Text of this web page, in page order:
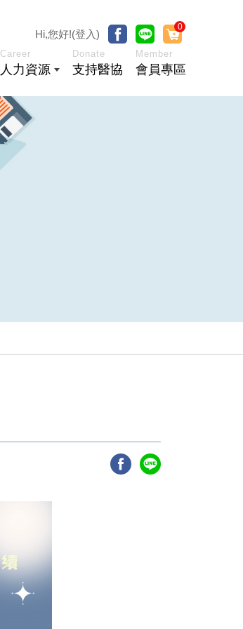
Career
人力資源
Donate
支持醫協
Member
會員專區
Hi,您好!(登入)
0